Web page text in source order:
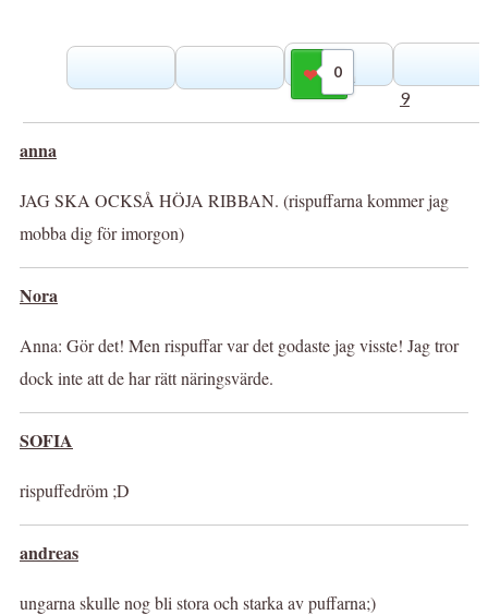
0
Gilla
9
anna
JAG SKA OCKSÅ HÖJA RIBBAN. (rispuffarna kommer jag
mobba dig för imorgon)
Nora
Anna: Gör det! Men rispuffar var det godaste jag visste! Jag tror
dock inte att de har rätt näringsvärde.
SOFIA
rispuffedröm ;D
andreas
ungarna skulle nog bli stora och starka av puffarna;)